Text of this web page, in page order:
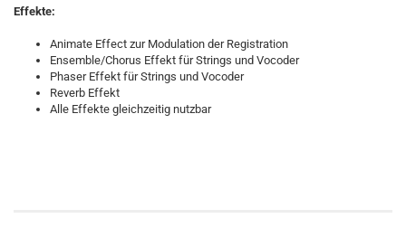
Effekte:
Animate Effect zur Modulation der Registration
Ensemble/Chorus Effekt für Strings und Vocoder
Phaser Effekt für Strings und Vocoder
Reverb Effekt
Alle Effekte gleichzeitig nutzbar